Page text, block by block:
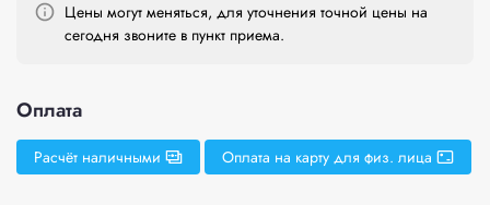
Цены могут меняться, для уточнения точной цены на
сегодня звоните в пункт приема.
Оплата
Расчёт наличными Оплата на карту для физ. лица